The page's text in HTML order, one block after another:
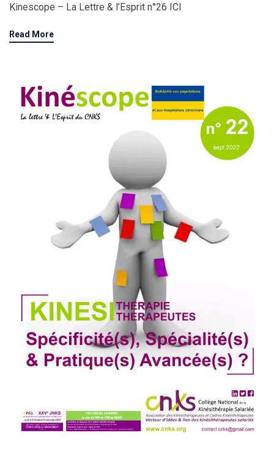
Kinescope – La Lettre & l’Esprit n°26 ICI
Read More